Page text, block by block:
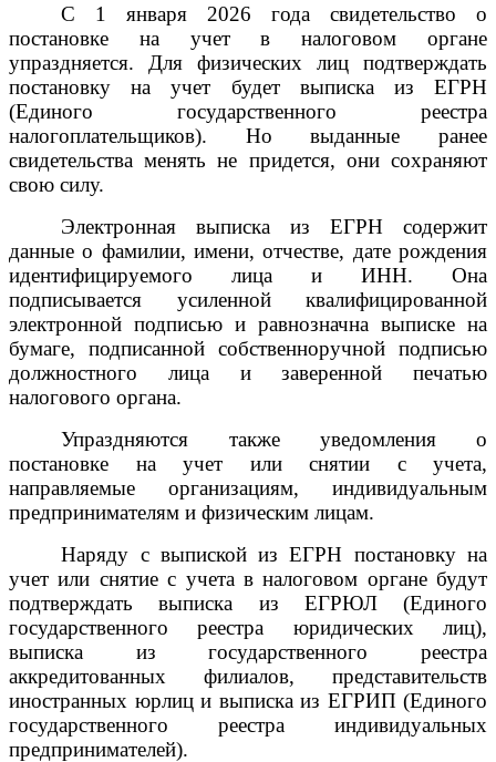
С 1 января 2026 года свидетельство о
постановке на учет в налоговом органе
упраздняется. Для физических лиц подтверждать
постановку на учет будет выписка из ЕГРН
(Единого государственного реестра
налогоплательщиков). Но выданные ранее
свидетельства менять не придется, они сохраняют
свою силу.
Электронная выписка из ЕГРН содержит
данные о фамилии, имени, отчестве, дате рождения
идентифицируемого лица и ИНН. Она
подписывается усиленной квалифицированной
электронной подписью и равнозначна выписке на
бумаге, подписанной собственноручной подписью
должностного лица и заверенной печатью
налогового органа.
Упраздняются также уведомления о
постановке на учет или снятии с учета,
направляемые организациям, индивидуальным
предпринимателям и физическим лицам.
Наряду с выпиской из ЕГРН постановку на
учет или снятие с учета в налоговом органе будут
подтверждать выписка из ЕГРЮЛ (Единого
государственного реестра юридических лиц),
выписка из государственного реестра
аккредитованных филиалов, представительств
иностранных юрлиц и выписка из ЕГРИП (Единого
государственного реестра индивидуальных
предпринимателей).